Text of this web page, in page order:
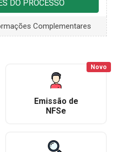
DO PROCESSO
Complementares
Emissão de
NFSe
Novo